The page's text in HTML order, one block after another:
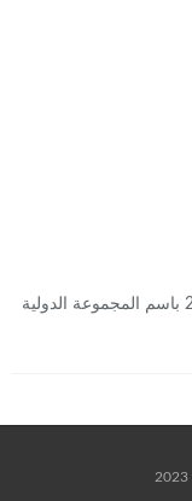
اجتمع في فيينا يوم 14 نوفمبر/تشرين الثاني 2015 باسم المجموعة الدولية